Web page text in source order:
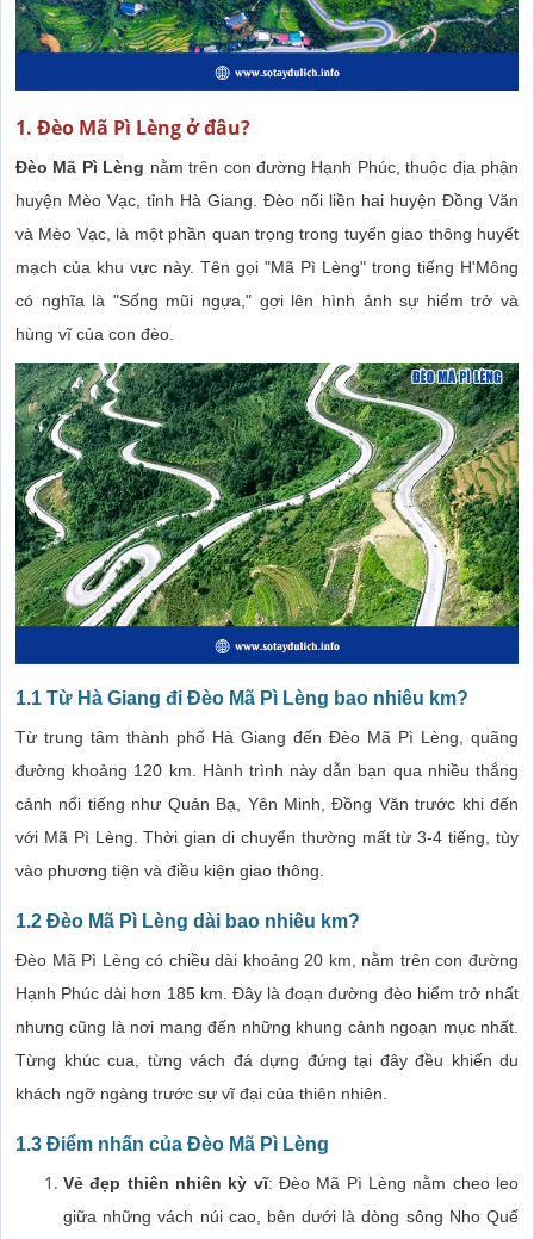
1. Đèo Mã Pì Lèng ở đâu?
Đèo Mã Pì Lèng nằm trên con đường Hạnh Phúc, thuộc địa phận
huyện Mèo Vạc, tỉnh Hà Giang. Đèo nối liền hai huyện Đồng Văn
và Mèo Vạc, là một phần quan trọng trong tuyến giao thông huyết
mạch của khu vực này. Tên gọi "Mã Pì Lèng" trong tiếng H'Mông
có nghĩa là "Sống mũi ngựa," gợi lên hình ảnh sự hiểm trở và
hùng vĩ của con đèo.
1.1 Từ Hà Giang đi Đèo Mã Pì Lèng bao nhiêu km?
Từ trung tâm thành phố Hà Giang đến Đèo Mã Pì Lèng, quãng
đường khoảng 120 km. Hành trình này dẫn bạn qua nhiều thắng
cảnh nổi tiếng như Quản Bạ, Yên Minh, Đồng Văn trước khi đến
với Mã Pì Lèng. Thời gian di chuyển thường mất từ 3-4 tiếng, tùy
vào phương tiện và điều kiện giao thông.
1.2 Đèo Mã Pì Lèng dài bao nhiêu km?
Đèo Mã Pì Lèng có chiều dài khoảng 20 km, nằm trên con đường
Hạnh Phúc dài hơn 185 km. Đây là đoạn đường đèo hiểm trở nhất
nhưng cũng là nơi mang đến những khung cảnh ngoạn mục nhất.
Từng khúc cua, từng vách đá dựng đứng tại đây đều khiến du
khách ngỡ ngàng trước sự vĩ đại của thiên nhiên.
1.3 Điểm nhấn của Đèo Mã Pì Lèng
Vẻ đẹp thiên nhiên kỳ vĩ: Đèo Mã Pì Lèng nằm cheo leo
giữa những vách núi cao, bên dưới là dòng sông Nho Quế